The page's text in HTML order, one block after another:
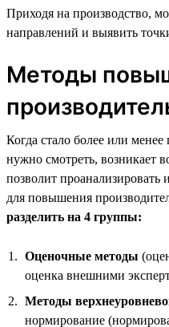
Приходя на производство,
направлений и выявить
Методы
Когда стало более или
нужно смотреть, возникает
позволит
для повышения
разделить на 4 группы:
Оценочные методы
оценка внешними
Методы
нормирование